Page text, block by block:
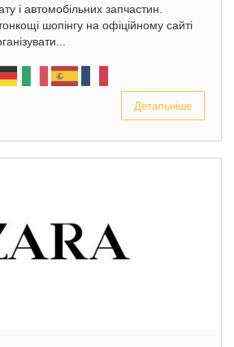
і автомобільних запчастин.
шопінгу на офіційному сайті
Детальніше